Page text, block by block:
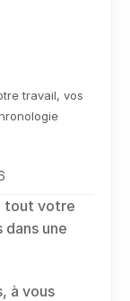
travail, vos
tout votre
une
à vous